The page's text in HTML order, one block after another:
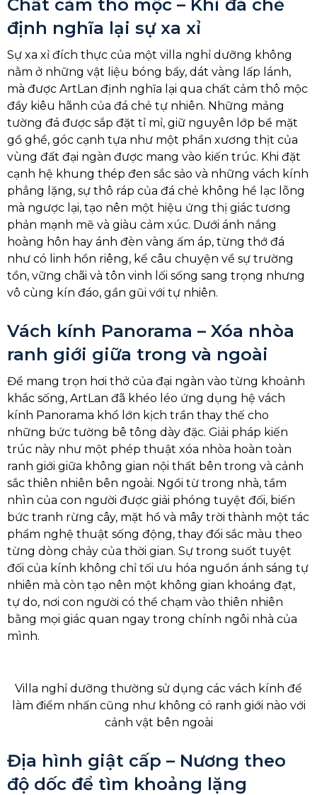
Chất cảm thô mộc – Khi đá chẻ
định nghĩa lại sự xa xỉ
Sự xa xỉ đích thực của một villa nghỉ dưỡng không
nằm ở những vật liệu bóng bẩy, dát vàng lấp lánh,
mà được ArtLan định nghĩa lại qua chất cảm thô mộc
đầy kiêu hãnh của đá chẻ tự nhiên. Những mảng
tường đá được sắp đặt tỉ mỉ, giữ nguyên lớp bề mặt
gồ ghề, góc cạnh tựa như một phần xương thịt của
vùng đất đại ngàn được mang vào kiến trúc. Khi đặt
cạnh hệ khung thép đen sắc sảo và những vách kính
phẳng lặng, sự thô ráp của đá chẻ không hề lạc lõng
mà ngược lại, tạo nên một hiệu ứng thị giác tương
phản mạnh mẽ và giàu cảm xúc. Dưới ánh nắng
hoàng hôn hay ánh đèn vàng ấm áp, từng thớ đá
như có linh hồn riêng, kể câu chuyện về sự trường
tồn, vững chãi và tôn vinh lối sống sang trọng nhưng
vô cùng kín đáo, gần gũi với tự nhiên.
Vách kính Panorama – Xóa nhòa
ranh giới giữa trong và ngoài
Để mang trọn hơi thở của đại ngàn vào từng khoảnh
khắc sống, ArtLan đã khéo léo ứng dụng hệ vách
kính Panorama khổ lớn kịch trần thay thế cho
những bức tường bê tông dày đặc. Giải pháp kiến
trúc này như một phép thuật xóa nhòa hoàn toàn
ranh giới giữa không gian nội thất bên trong và cảnh
sắc thiên nhiên bên ngoài. Ngồi từ trong nhà, tầm
nhìn của con người được giải phóng tuyệt đối, biến
bức tranh rừng cây, mặt hồ và mây trời thành một tác
phẩm nghệ thuật sống động, thay đổi sắc màu theo
từng dòng chảy của thời gian. Sự trong suốt tuyệt
đối của kính không chỉ tối ưu hóa nguồn ánh sáng tự
nhiên mà còn tạo nên một không gian khoáng đạt,
tự do, nơi con người có thể chạm vào thiên nhiên
bằng mọi giác quan ngay trong chính ngôi nhà của
mình.
Villa nghỉ dưỡng thường sử dụng các vách kính để
làm điểm nhấn cũng như không có ranh giới nào với
cảnh vật bên ngoài
Địa hình giật cấp – Nương theo
độ dốc để tìm khoảng lặng